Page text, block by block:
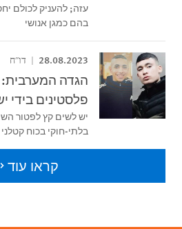
עזה; להעניק לכולם
בהם כמגן אנושי
28.08.2023 דו"ח
הגדה המערבית:
פלסטינים בידי
יש לשים קץ לפטור
בלתי-חוקי בכוח קטלני
קראו עוד